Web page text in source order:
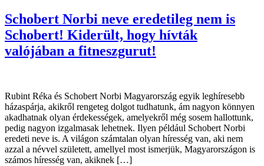
Schobert Norbi neve eredetileg nem is
Schobert! Kiderült, hogy hívták
valójában a fitneszgurut!
Rubint Réka és Schobert Norbi Magyarország egyik leghíresebb
házaspárja, akikről rengeteg dolgot tudhatunk, ám nagyon könnyen
akadhatnak olyan érdekességek, amelyekről még sosem hallottunk,
pedig nagyon izgalmasak lehetnek. Ilyen például Schobert Norbi
eredeti neve is. A világon számtalan olyan híresség van, aki nem
azzal a névvel született, amellyel most ismerjük, Magyarországon is
számos híresség van, akiknek […]